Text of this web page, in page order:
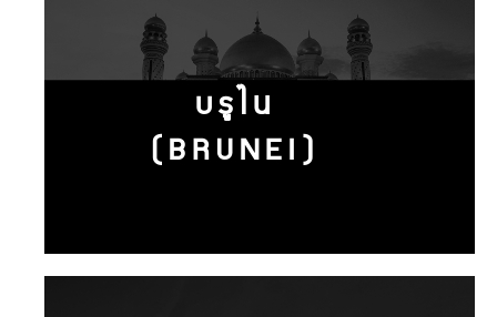
บรูไน
(BRUNEI)